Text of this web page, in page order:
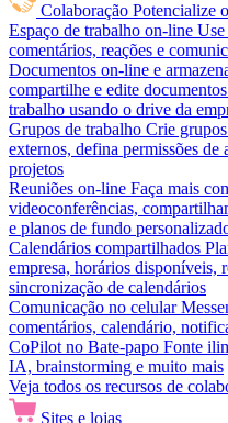
Colaboração Potencialize
Espaço de trabalho on-line Use
comentários, reações e
Documentos on-line e
compartilhe e edite
trabalho usando o drive da
Grupos de trabalho Crie
externos, defina permissões de
projetos
Reuniões on-line Faça mais
videoconferências,
e planos de fundo
Calendários compartilhados
empresa, horários disponíveis,
sincronização de calendários
Comunicação no celular
comentários, calendário,
CoPilot no Bate-papo Fonte
IA, brainstorming e muito mais
Veja todos os recursos de
Sites e lojas